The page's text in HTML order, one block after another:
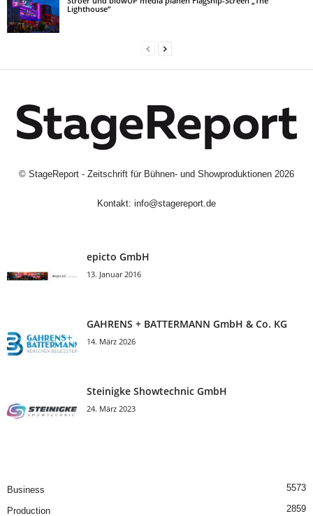
Lighthouse“
© StageReport - Zeitschrift für Bühnen- und Showproduktionen 2026
Kontakt: info@stagereport.de
epicto GmbH
13. Januar 2016
GAHRENS + BATTERMANN GmbH & Co. KG
14. März 2026
Steinigke Showtechnic GmbH
24. März 2023
Business 5573
Production 2859